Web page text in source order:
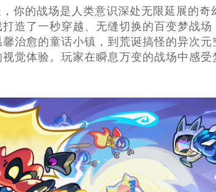
你的战场是人类意识深处无限延展的
造了一秒穿越、无缝切换的百变梦战
治愈的童话小镇，到荒诞搞怪的异次
觉体验。玩家在瞬息万变的战场中感